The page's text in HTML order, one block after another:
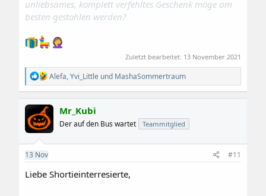
unliebsames, komplett verfehltes Geschenk möge am
besten gestohlen werden?
Zuletzt bearbeitet: 13 November 2021
R
e
a
k
i
o
n
:
Alefa,Yvi_Little und MashaSommertraum
Mr_Kubi
Der auf den Bus wartet Teammitglied
13 Nov #11
Liebe Shortieinterresierte,